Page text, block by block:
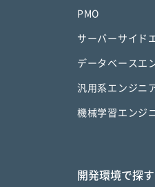
PMO
サーバーサイド
データベースエ
汎用系エンジニ
機械学習エンジ
開発環境で探す